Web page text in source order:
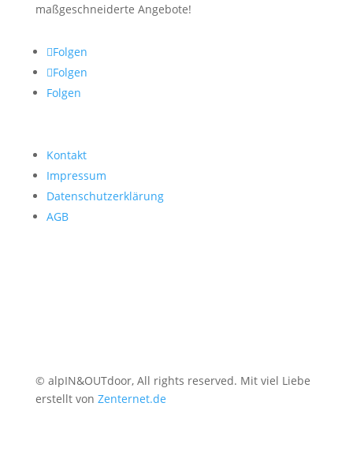
maßgeschneiderte Angebote!
Folgen
Folgen
Folgen
Kontakt
Impressum
Datenschutzerklärung
AGB
© alpIN&OUTdoor, All rights reserved. Mit viel Liebe
erstellt von Zenternet.de